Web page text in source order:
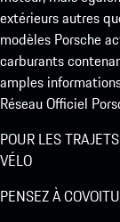
extérieurs autres
modèles Porsche
carburants
amples
Réseau Officiel
POUR LES
VÉLO
PENSEZ À